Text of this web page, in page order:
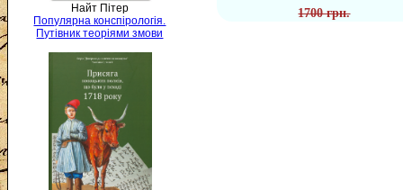
Найт Пітер
Популярна конспірологія.
Путівник теоріями змови
1700 грн.